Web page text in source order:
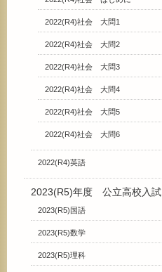
2022(R4)社会 大問1
2022(R4)社会 大問2
2022(R4)社会 大問3
2022(R4)社会 大問4
2022(R4)社会 大問5
2022(R4)社会 大問6
2022(R4)英語
2023(R5)年度 公立高校入試
2023(R5)国語
2023(R5)数学
2023(R5)理科